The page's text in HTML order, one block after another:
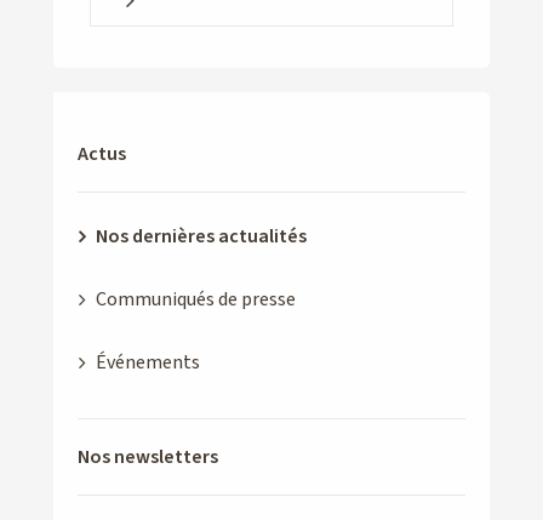
Actus
Nos dernières actualités
Communiqués de presse
Événements
Nos newsletters